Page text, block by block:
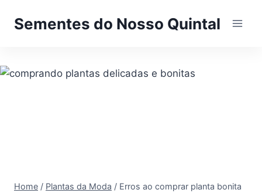
paraSementes do Nosso Quintal
Home / Plantas da Moda / Erros ao comprar planta bonita